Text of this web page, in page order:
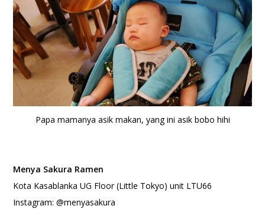
Papa mamanya asik makan, yang ini asik bobo hihi
Menya Sakura Ramen
Kota Kasablanka UG Floor (Little Tokyo) unit LTU66
Instagram: @menyasakura